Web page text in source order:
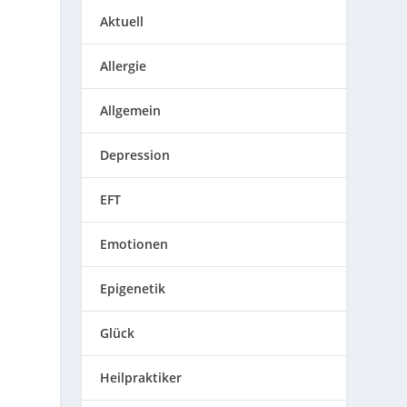
Aktuell
Allergie
Allgemein
Depression
EFT
Emotionen
Epigenetik
Glück
Heilpraktiker